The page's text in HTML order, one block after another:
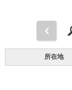
所在地